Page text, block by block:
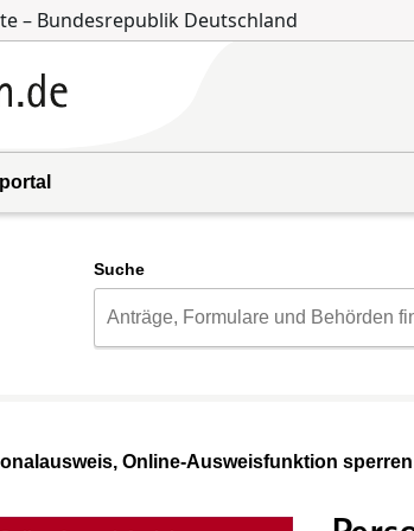
– Bundesrepublik Deutschland
Suche
Online-Ausweisfunktion